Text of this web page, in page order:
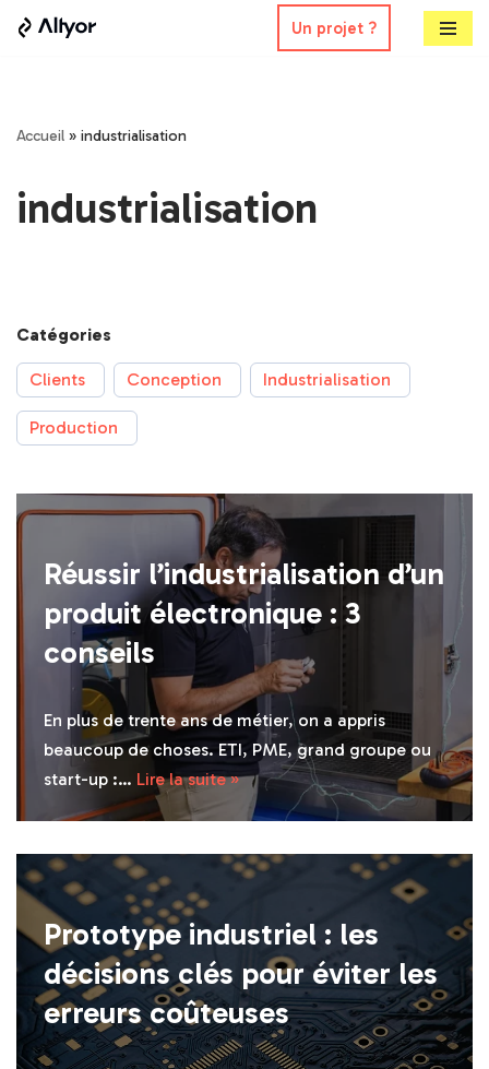
Un projet ?
Accueil » industrialisation
industrialisation
Catégories
Clients Conception Industrialisation
Production
Réussir l’industrialisation d’un
produit électronique : 3
conseils
En plus de trente ans de métier, on a appris
beaucoup de choses. ETI, PME, grand groupe ou
start-up :… Lire la suite »
Prototype industriel : les
décisions clés pour éviter les
erreurs coûteuses